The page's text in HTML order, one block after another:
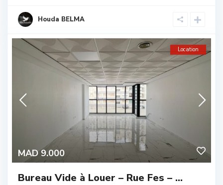
Houda BELMA
MAD 9.000
Location
Bureau Vide à Louer – Rue Fes – ...